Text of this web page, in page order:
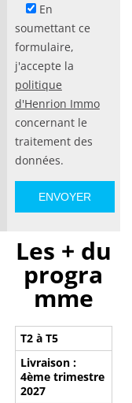
En
soumettant ce
formulaire,
j'accepte la
politique
d'Henrion Immo
concernant le
traitement des
données.
Les + du
progra
mme
T2 à T5
Livraison :
4ème trimestre
2027